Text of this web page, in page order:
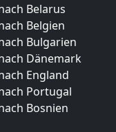
Belarus
Belgien
Bulgarien
Dänemark
England
Portugal
Bosnien